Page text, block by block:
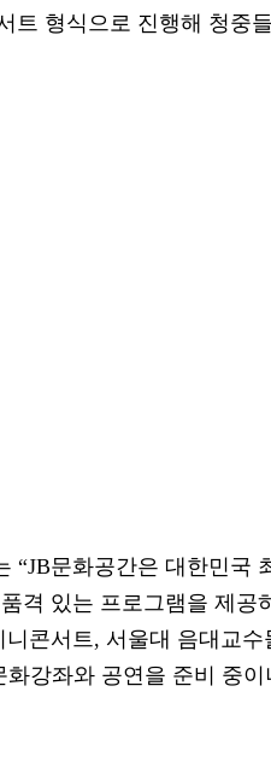
트 형식으로 진행해 청중
“JB문화공간은 대한민국
격 있는 프로그램을 제공
콘서트, 서울대 음대교
화강좌와 공연을 준비 중